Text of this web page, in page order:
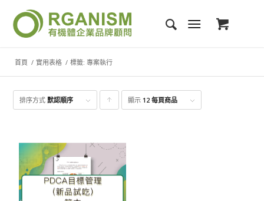
首頁 / 實用表格 / 標籤: 專案執行
排序方式默認順序 點
品
顯示 12 每頁商品